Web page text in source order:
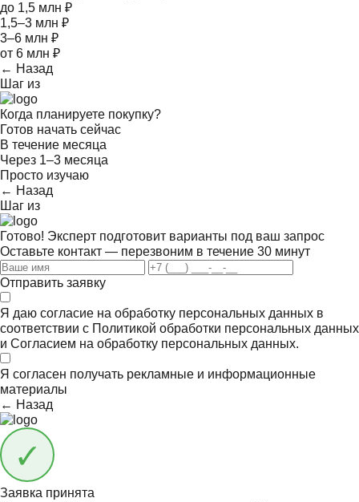
до 1,5 млн ₽
1,5–3 млн ₽
3–6 млн ₽
от 6 млн ₽
← Назад
Шаг из
Когда планируете покупку?
Готов начать сейчас
В течение месяца
Через 1–3 месяца
Просто изучаю
← Назад
Шаг из
Готово! Эксперт подготовит варианты под ваш запрос
Оставьте контакт — перезвоним в течение 30 минут
Отправить заявку
Я даю согласие на обработку персональных данных в
соответствии с Политикой обработки персональных данных
и Согласием на обработку персональных данных.
Я согласен получать рекламные и информационные
материалы
← Назад
Заявка принята